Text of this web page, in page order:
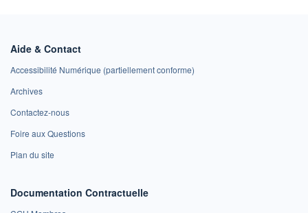
Aide & Contact
Accessibilité Numérique (partiellement conforme)
Archives
Contactez-nous
Foire aux Questions
Plan du site
Documentation Contractuelle